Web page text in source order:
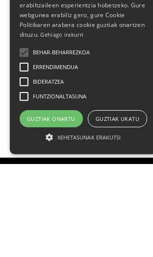
Síguenos en las redes sociales
erabiltzaileen esperientzia hobetzeko. Gure
webgunea erabiliz gero, gure Cookie
Politikaren arabera cookie guztiak onartzen
dituzu.Gehiago irakurri
BEHAR-BEHARREZKOA
ERRENDIMENDUA
BIDERATZEA
FUNTZIONALTASUNA
GUZTIAK ONARTU GUZTIAK UKATU
XEHETASUNAK ERAKUTSI